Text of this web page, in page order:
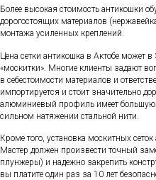
Более высокая стоимость антикошки
дорогостоящих материалов
монтажа усиленных креплений.
Цена сетки антикошка в Актобе может
«москитки». Многие клиенты задают
в себестоимости материалов и
импортируется и стоит значительно
алюминиевый профиль имеет большую
сильном натяжении стальной нити.
Кроме того, установка москитных
Мастер должен произвести точный
плунжеры) и надежно закрепить
вы платите один раз за 10 лет